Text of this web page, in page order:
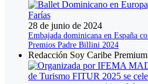
28 de junio de 2024
Embajada dominicana en España
Premios Padre Billini 2024
Redacción Soy Caribe Premium